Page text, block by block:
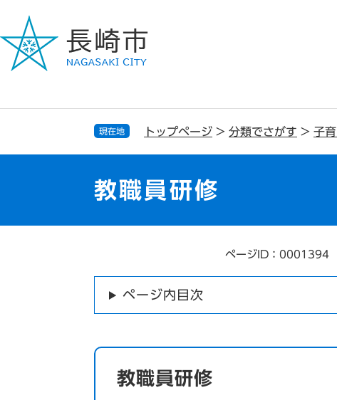
ジ
で
ュ
ば
現在地 トップページ > 分類でさがす > 子
教職員研修
ページID：0001394
ページ内目次
教職員研修